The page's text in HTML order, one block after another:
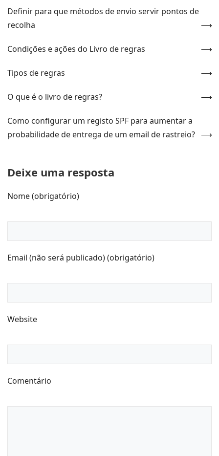
Definir para que métodos de envio servir pontos de
recolha
Condições e ações do Livro de regras
Tipos de regras
O que é o livro de regras?
Como configurar um registo SPF para aumentar a
probabilidade de entrega de um email de rastreio?
Deixe uma resposta
Nome (obrigatório)
Email (não será publicado) (obrigatório)
Website
Comentário